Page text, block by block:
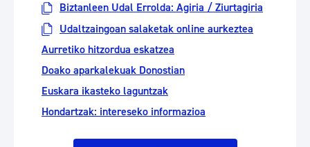
Biztanleen Udal Errolda: Agiria / Ziurtagiria
Udaltzaingoan salaketak online aurkeztea
Aurretiko hitzordua eskatzea
Doako aparkalekuak Donostian
Euskara ikasteko laguntzak
Hondartzak: intereseko informazioa